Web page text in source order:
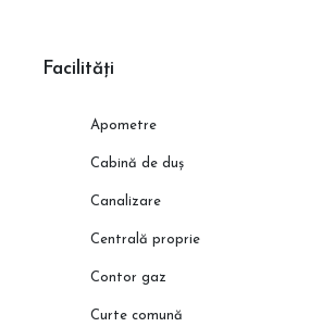
Facilități
Apometre
Cabină de duș
Canalizare
Centrală proprie
Contor gaz
Curte comună